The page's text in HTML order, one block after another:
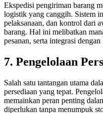
Ekspedisi pengiriman barang
logistik yang canggih. Sistem
pelaksanaan, dan kontrol dari
barang. Hal ini melibatkan
pesanan, serta integrasi
7. Pengelolaan
Salah satu tantangan utama
persediaan yang tepat.
memainkan peran penting
diperlukan tanpa menumpuk